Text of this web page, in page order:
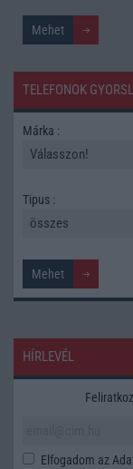
TELEFONOK
Márka :
Tipus :
HÍRLEVÉL
Elfogadom az